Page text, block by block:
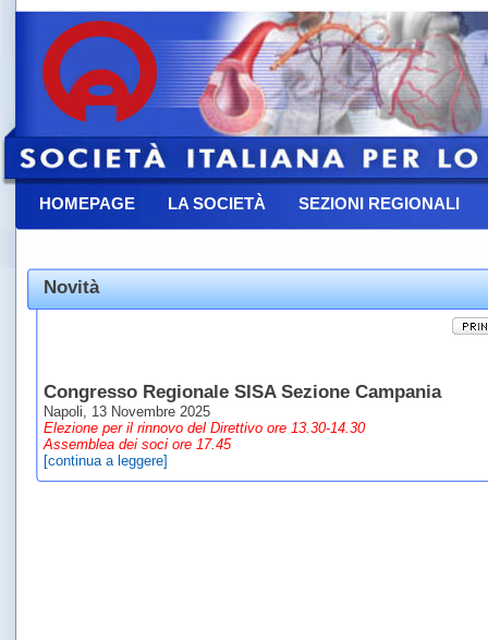
HOMEPAGE LA SOCIETÀ SEZIONI REGIONALI
Novità
Congresso Regionale SISA Sezione Campania
Napoli, 13 Novembre 2025
Elezione per il rinnovo del Direttivo ore 13.30-14.30
Assemblea dei soci ore 17.45
[continua a leggere]